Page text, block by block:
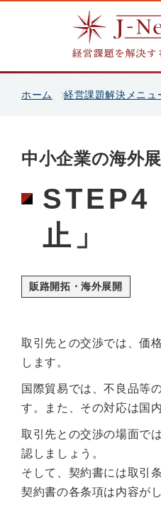
ホーム 経営課題解決メニュ
中小企業の海外
STEP4
止」
販路開拓・海外展開
取引先との交渉では、価
します。
国際貿易では、不良品等
す。また、その対応は国
取引先との交渉の場面で
認しましょう。
そして、契約書には取引
契約書の各条項は内容が